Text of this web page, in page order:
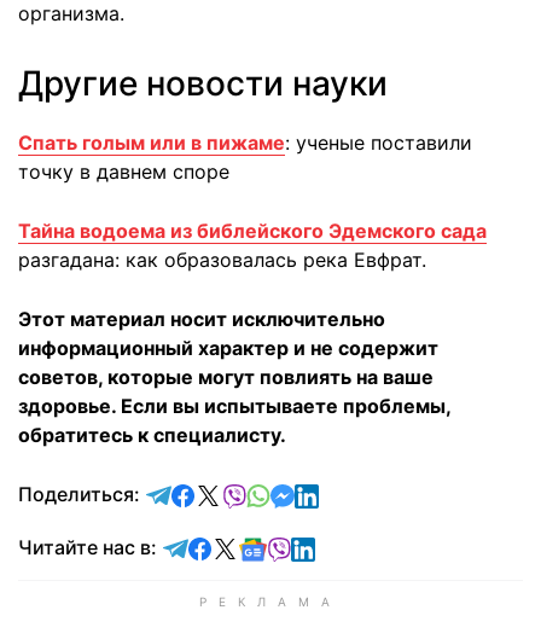
организма.
Другие новости науки
Спать голым или в пижаме: ученые поставили
точку в давнем споре
Тайна водоема из библейского Эдемского сада
разгадана: как образовалась река Евфрат.
Этот материал носит исключительно
информационный характер и не содержит
советов, которые могут повлиять на ваше
здоровье. Если вы испытываете проблемы,
обратитесь к специалисту.
Поделиться: отправить в Telegram
поделиться в Facebook
поделиться в X
отправить в Viber
отправить в Whatsapp
отправить в Messenger
отправить в LinkedIn
Читайте нас в: Читайте в Telegram
Читайте в Facebook
Читайте в X
Читайте в Google news
Читайте в Viber
Читайте в LinkedIn